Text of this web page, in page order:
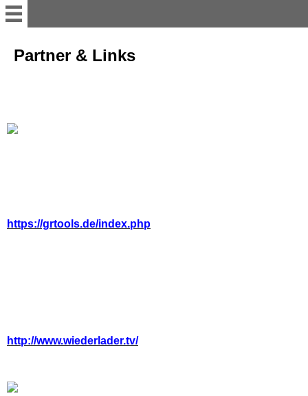
Willkommen
Termine
Datenschutzerlärung
Formulardownload
Partner & Links
https://grtools.de/index.php
http://www.wiederlader.tv/